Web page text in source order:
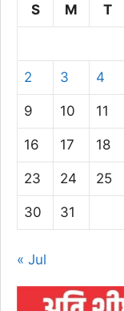
S
M T
2 3 4
9 10 11
16 17 18
23 24 25
30 31
« Jul